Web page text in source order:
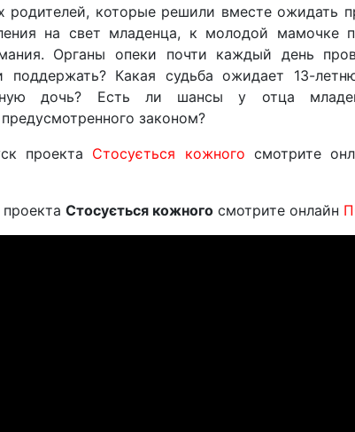
родителей, которые решили вместе ожидать
на свет младенца, к молодой мамочке
Органы опеки почти каждый день
поддержать? Какая судьба ожидает 13-
дочь? Есть ли шансы у отца
законом?
проекта Стосується кожного смотрите
Стосується кожного смотрите онлайн